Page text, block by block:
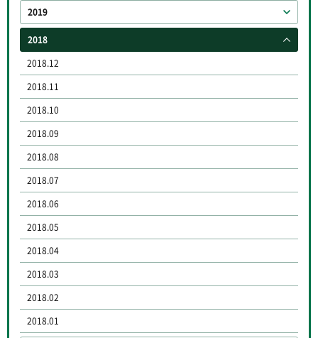
2019
2018
2018.12
2018.11
2018.10
2018.09
2018.08
2018.07
2018.06
2018.05
2018.04
2018.03
2018.02
2018.01